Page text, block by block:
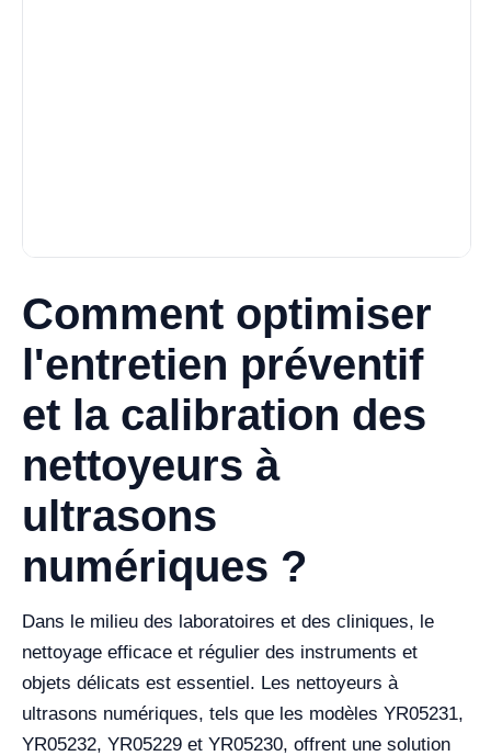
Comment optimiser
l'entretien préventif
et la calibration des
nettoyeurs à
ultrasons
numériques ?
Dans le milieu des laboratoires et des cliniques, le
nettoyage efficace et régulier des instruments et
objets délicats est essentiel. Les nettoyeurs à
ultrasons numériques, tels que les modèles YR05231,
YR05232, YR05229 et YR05230, offrent une solution